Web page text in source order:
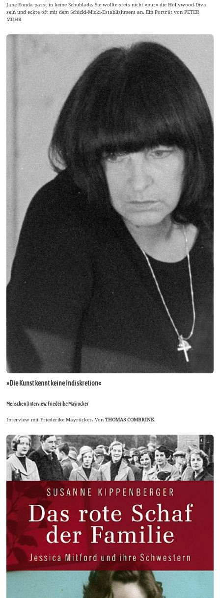
Jane Fonda passt in keine Schublade. Sie wollte stets nicht »nur« die Hollywood-Diva
sein und eckte oft mit dem Schicki-Micki-Establishment an. Ein Porträt von PETER
MOHR
»Die Kunst kennt keine Indiskretion«
Menschen | Interview: Friederike Mayröcker
Interview mit Friederike Mayröcker. VonTHOMAS COMBRINK